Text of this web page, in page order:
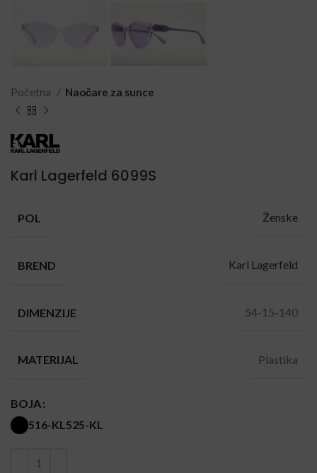
Početna Naočare za sunce
Karl Lagerfeld 6099S
POL Ženske
BREND Karl Lagerfeld
DIMENZIJE 54-15-140
MATERIJAL Plastika
BOJA
516-KL525-KL